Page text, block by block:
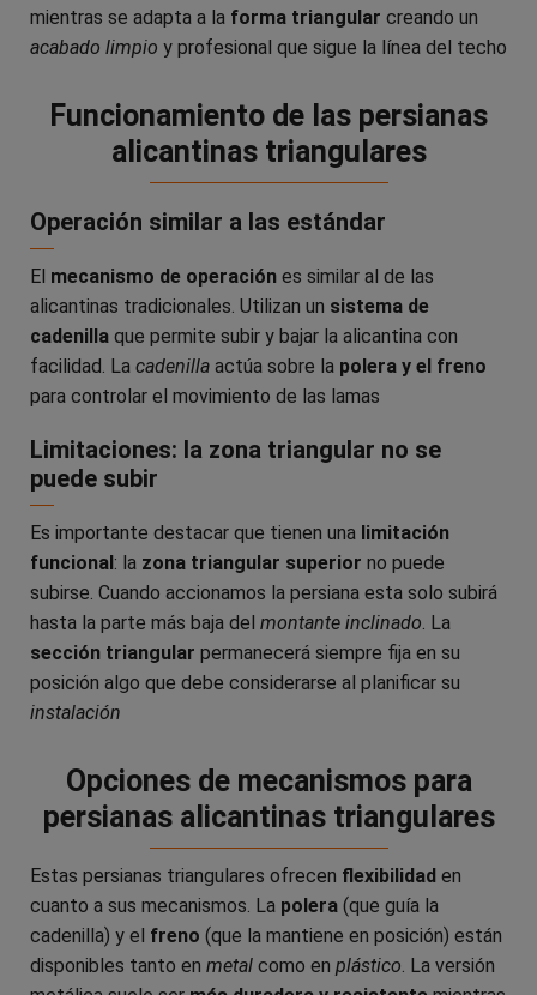
mientras se adapta a la forma triangular creando un
acabado limpio y profesional que sigue la línea del techo
Funcionamiento de las persianas
alicantinas triangulares
Operación similar a las estándar
El mecanismo de operación es similar al de las
alicantinas tradicionales. Utilizan un sistema de
cadenilla que permite subir y bajar la alicantina con
facilidad. La cadenilla actúa sobre la polera y el freno
para controlar el movimiento de las lamas
Limitaciones: la zona triangular no se
puede subir
Es importante destacar que tienen una limitación
funcional: la zona triangular superior no puede
subirse. Cuando accionamos la persiana esta solo subirá
hasta la parte más baja del montante inclinado. La
sección triangular permanecerá siempre fija en su
posición algo que debe considerarse al planificar su
instalación
Opciones de mecanismos para
persianas alicantinas triangulares
Estas persianas triangulares ofrecen flexibilidad en
cuanto a sus mecanismos. La polera (que guía la
cadenilla) y el freno (que la mantiene en posición) están
disponibles tanto en metal como en plástico. La versión